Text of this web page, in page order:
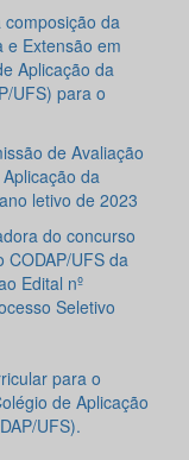
da
e Extensão em
Aplicação da
UFS) para o
de Avaliação
da
letivo de 2023
do concurso
UFS da
Edital nº
Seletivo
para o
de Aplicação
UFS).